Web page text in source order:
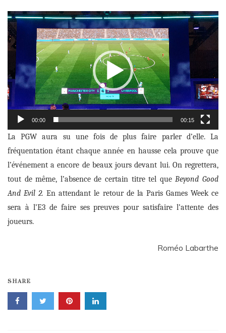
Lecteur
vidéo
00:00 00:15
La PGW aura su une fois de plus faire parler d’elle. La
fréquentation étant chaque année en hausse cela prouve que
l’événement a encore de beaux jours devant lui. On regrettera,
tout de même, l’absence de certain titre tel queBeyond Good
And Evil 2.En attendant le retour de la Paris Games Week ce
sera à l’E3 de faire ses preuves pour satisfaire l’attente des
joueurs.
Roméo Labarthe
SHARE